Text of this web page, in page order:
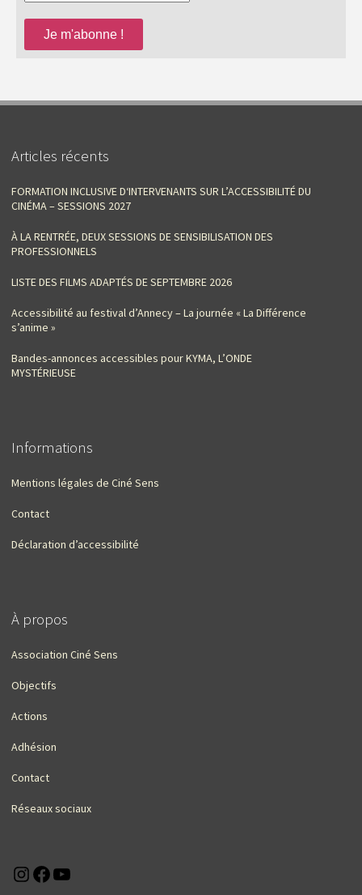
Articles récents
FORMATION INCLUSIVE D‘INTERVENANTS SUR L’ACCESSIBILITÉ DU
CINÉMA – SESSIONS 2027
À LA RENTRÉE, DEUX SESSIONS DE SENSIBILISATION DES
PROFESSIONNELS
LISTE DES FILMS ADAPTÉS DE SEPTEMBRE 2026
Accessibilité au festival d’Annecy – La journée « La Différence
s’anime »
Bandes-annonces accessibles pour KYMA, L’ONDE
MYSTÉRIEUSE
Informations
Mentions légales de Ciné Sens
Contact
Déclaration d’accessibilité
À propos
Association Ciné Sens
Objectifs
Actions
Adhésion
Contact
Réseaux sociaux
Instagram
Facebook